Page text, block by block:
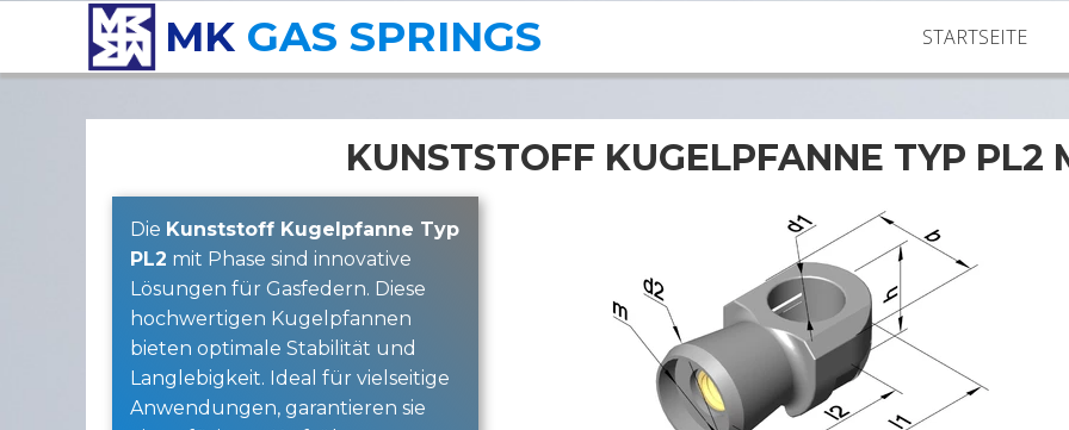
MK GAS SPRINGS STARTSEITE
Die Kunststoff Kugelpfanne Typ
PL2 mit Phase sind innovative
Lösungen für Gasfedern. Diese
hochwertigen Kugelpfannen
bieten optimale Stabilität und
Langlebigkeit. Ideal für vielseitige
Anwendungen, garantieren sie
KUNSTSTOFF KUGELPFANNE TYP PL2